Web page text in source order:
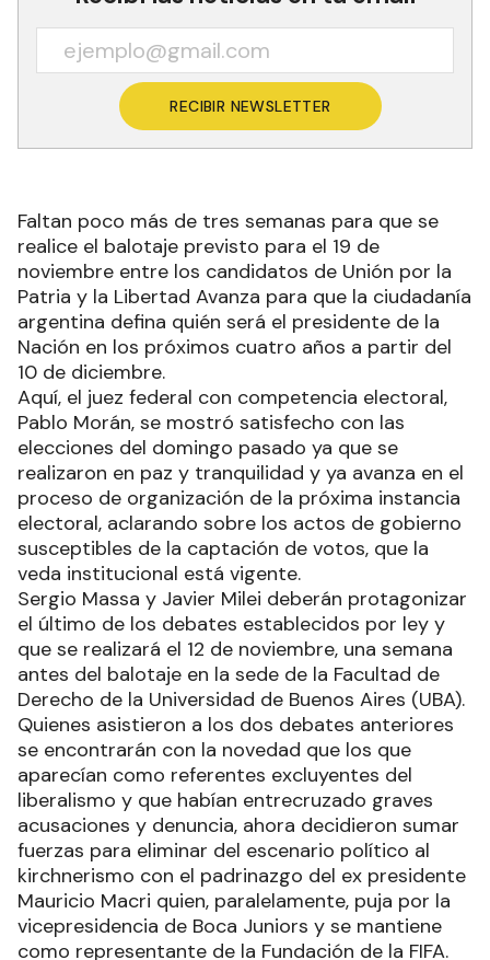
RECIBIR NEWSLETTER
Faltan poco más de tres semanas para que se
realice el balotaje previsto para el 19 de
noviembre entre los candidatos de Unión por la
Patria y la Libertad Avanza para que la ciudadanía
argentina defina quién será el presidente de la
Nación en los próximos cuatro años a partir del
10 de diciembre.
Aquí, el juez federal con competencia electoral,
Pablo Morán, se mostró satisfecho con las
elecciones del domingo pasado ya que se
realizaron en paz y tranquilidad y ya avanza en el
proceso de organización de la próxima instancia
electoral, aclarando sobre los actos de gobierno
susceptibles de la captación de votos, que la
veda institucional está vigente.
Sergio Massa y Javier Milei deberán protagonizar
el último de los debates establecidos por ley y
que se realizará el 12 de noviembre, una semana
antes del balotaje en la sede de la Facultad de
Derecho de la Universidad de Buenos Aires (UBA).
Quienes asistieron a los dos debates anteriores
se encontrarán con la novedad que los que
aparecían como referentes excluyentes del
liberalismo y que habían entrecruzado graves
acusaciones y denuncia, ahora decidieron sumar
fuerzas para eliminar del escenario político al
kirchnerismo con el padrinazgo del ex presidente
Mauricio Macri quien, paralelamente, puja por la
vicepresidencia de Boca Juniors y se mantiene
como representante de la Fundación de la FIFA.